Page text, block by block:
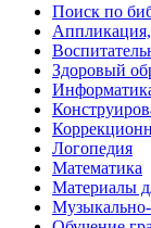
Поиск по
Здоровый
Логопедия
Математика
Материалы
Музыкально-